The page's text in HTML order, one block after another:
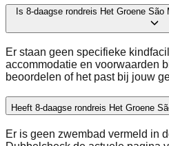
Is 8-daagse rondreis Het Groene
Er staan geen specifieke
accommodatie en voorwaarden
beoordelen of het past bij jouw
Heeft 8-daagse rondreis Het Groene
Er is geen zwembad vermeld in